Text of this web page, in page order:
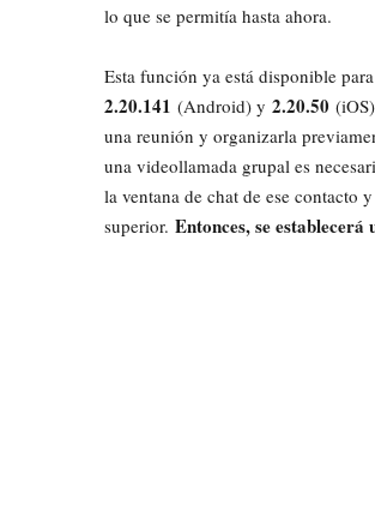
lo que se permitía hasta ahora.
Esta función ya está disponible
2.20.141 (Android) y 2.20.50
una reunión y organizarla
una videollamada grupal es
la ventana de chat de ese contacto
superior. Entonces, se